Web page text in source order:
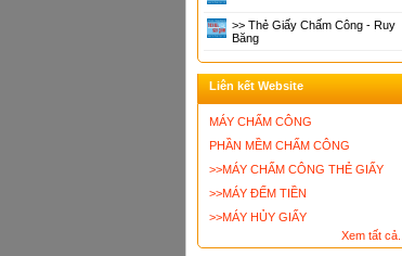
>> Thẻ Giấy Chấm Công - Ruy
Băng
Liên kết Website
MÁY CHẤM CÔNG
PHẦN MỀM CHẤM CÔNG
>>MÁY CHẤM CÔNG THẺ GIẤY
>>MÁY ĐẾM TIỀN
>>MÁY HỦY GIẤY
Xem tất cả...